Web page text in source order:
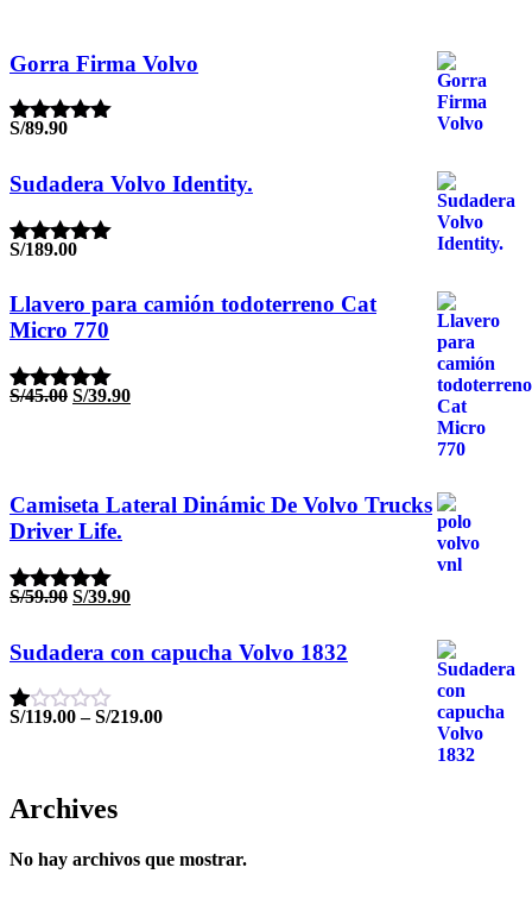
Gorra Firma Volvo
Valorado
5
S/89.90
Sudadera Volvo Identity.
Valorado
5
S/189.00
Llavero para camión todoterreno Cat
Micro 770
Valorado
S/45.00 El
S/39.90El
Camiseta Lateral Dinámic De Volvo Trucks
Driver Life.
Valorado
5
S/59.90 El
era:
S/39.90El
es:
Sudadera con capucha Volvo 1832
Valorado
5
S/119.00–S/219.00
Archives
No hay archivos que mostrar.